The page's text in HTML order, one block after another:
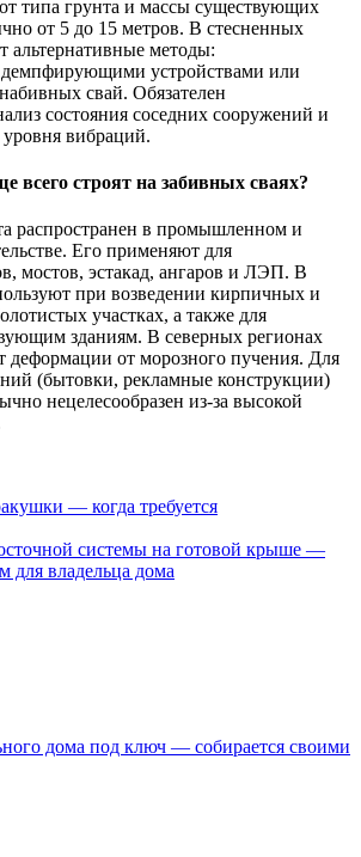
от типа грунта и массы существующих
от 5 до 15 метров. В стесненных
альтернативные методы:
устройствами или
свай. Обязателен
состояния соседних сооружений и
уровня вибраций.
всего строят на забивных сваях?
распространен в промышленном и
Его применяют для
мостов, эстакад, ангаров и ЛЭП. В
при возведении кирпичных и
участках, а также для
зданиям. В северных регионах
деформации от морозного пучения. Для
(бытовки, рекламные конструкции)
нецелесообразен из-за высокой
— когда требуется
системы на готовой крыше —
для владельца дома
дома под ключ — собирается своими